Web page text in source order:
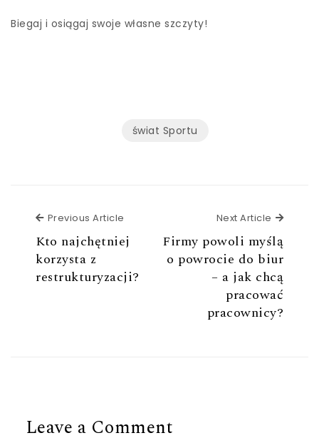
Biegaj i osiągaj swoje własne szczyty!
świat Sportu
Previous Article
Kto najchętniej
korzysta z
restrukturyzacji?
Next Article Next
Firmy powoli myślą
o powrocie do biur
– a jak chcą
pracować
pracownicy?
Leave a Comment